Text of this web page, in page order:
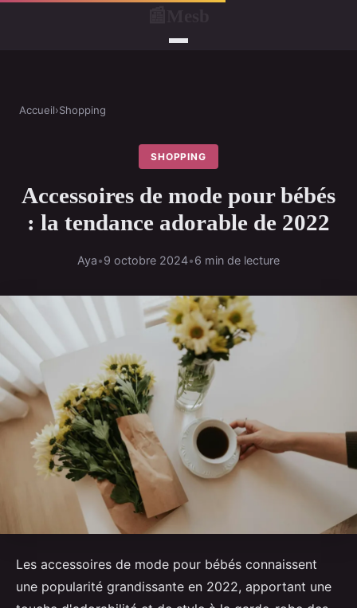
Accueil›Shopping
SHOPPING
Accessoires de mode pour bébés
: la tendance adorable de 2022
Aya•9 octobre 2024•6 min de lecture
Les accessoires de mode pour bébés connaissent
une popularité grandissante en 2022, apportant une